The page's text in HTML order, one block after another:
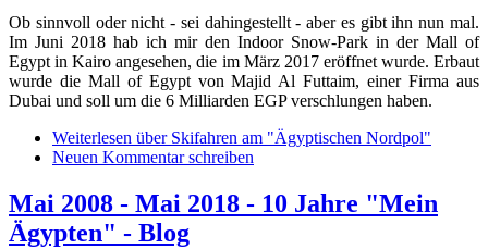
Ob sinnvoll oder nicht - sei dahingestellt - aber es gibt ihn nun mal.
Im Juni 2018 hab ich mir den Indoor Snow-Park in der Mall of
Egypt in Kairo angesehen, die im März 2017 eröffnet wurde. Erbaut
wurde die Mall of Egypt von Majid Al Futtaim, einer Firma aus
Dubai und soll um die 6 Milliarden EGP verschlungen haben.
Weiterlesen über Skifahren am "Ägyptischen Nordpol"
Neuen Kommentar schreiben
Mai 2008 - Mai 2018 - 10 Jahre "Mein
Ägypten" - Blog